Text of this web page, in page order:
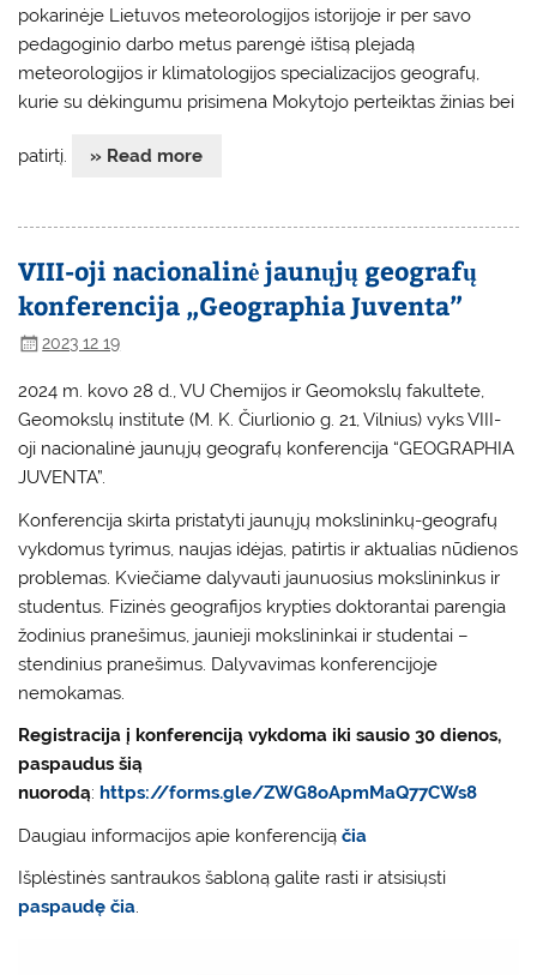
pokarinėje Lietuvos meteorologijos istorijoje ir per savo
pedagoginio darbo metus parengė ištisą plejadą
meteorologijos ir klimatologijos specializacijos geografų,
kurie su dėkingumu prisimena Mokytojo perteiktas žinias bei
patirtį. » Read more
VIII-oji nacionalinė jaunųjų geografų
konferencija „Geographia Juventa”
2023 12 19
2024 m. kovo 28 d., VU Chemijos ir Geomokslų fakultete,
Geomokslų institute (M. K. Čiurlionio g. 21, Vilnius) vyks VIII-
oji nacionalinė jaunųjų geografų konferencija “GEOGRAPHIA
JUVENTA”.
Konferencija skirta pristatyti jaunųjų mokslininkų-geografų
vykdomus tyrimus, naujas idėjas, patirtis ir aktualias nūdienos
problemas. Kviečiame dalyvauti jaunuosius mokslininkus ir
studentus. Fizinės geografijos krypties doktorantai parengia
žodinius pranešimus, jaunieji mokslininkai ir studentai –
stendinius pranešimus. Dalyvavimas konferencijoje
nemokamas.
Registracija į konferenciją vykdoma iki sausio 30 dienos,
paspaudus šią
nuorodą: https://forms.gle/ZWG8oApmMaQ77CWs8
Daugiau informacijos apie konferencijąčia
Išplėstinės santraukos šabloną galite rasti ir atsisiųsti
paspaudę čia.